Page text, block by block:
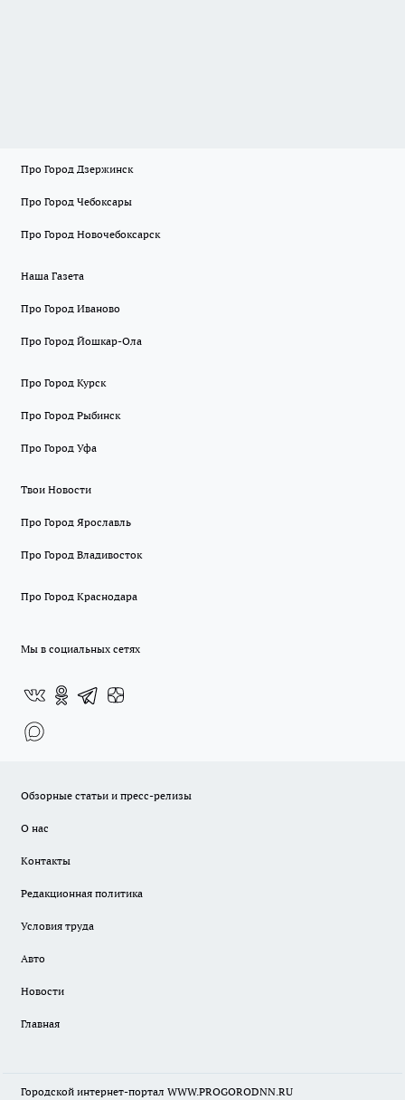
Про Город Дзержинск
Про Город Чебоксары
Про Город Новочебоксарск
Наша Газета
Про Город Иваново
Про Город Йошкар-Ола
Про Город Курск
Про Город Рыбинск
Про Город Уфа
Твои Новости
Про Город Ярославль
Про Город Владивосток
Про Город Краснодара
Мы в социальных сетях
Обзорные статьи и пресс-релизы
О нас
Контакты
Редакционная политика
Условия труда
Авто
Новости
Главная
Городской интернет-портал WWW.PROGORODNN.RU